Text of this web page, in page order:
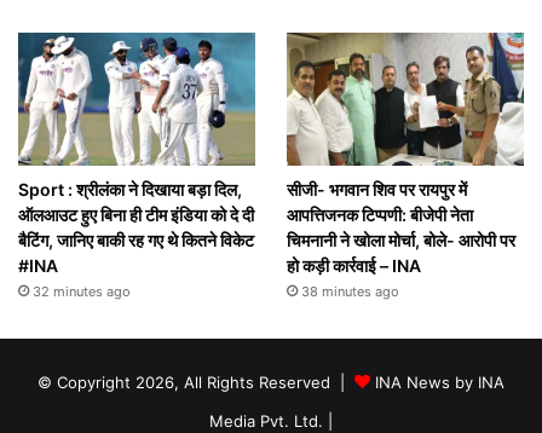
Sport : श्रीलंका ने दिखाया बड़ा दिल,
ऑलआउट हुए बिना ही टीम इंडिया को दे दी
बैटिंग, जानिए बाकी रह गए थे कितने विकेट
#INA
32 minutes ago
सीजी- भगवान शिव पर रायपुर में
आपत्तिजनक टिप्पणी: बीजेपी नेता
चिमनानी ने खोला मोर्चा, बोले- आरोपी पर
हो कड़ी कार्रवाई – INA
38 minutes ago
© Copyright 2026, All Rights Reserved |
INA News by INA
Media Pvt. Ltd.